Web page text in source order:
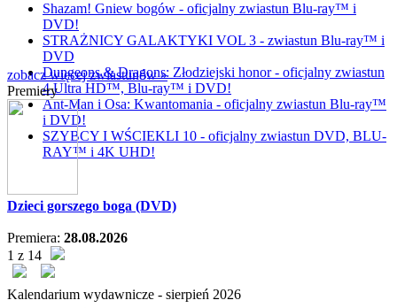
Shazam! Gniew bogów - oficjalny zwiastun Blu-ray™ i
DVD!
STRAŻNICY GALAKTYKI VOL 3 - zwiastun Blu-ray™ i
DVD
Dungeons & Dragons: Złodziejski honor - oficjalny zwiastun
4 Ultra HD™, Blu-ray™ i DVD!
Ant-Man i Osa: Kwantomania - oficjalny zwiastun Blu-ray™
i DVD!
SZYBCY I WŚCIEKLI 10 - oficjalny zwiastun DVD, BLU-
RAY™ i 4K UHD!
zobacz więcej zwiastunów »
Premiery
Dzieci gorszego boga (DVD)
Premiera: 28.08.2026
1 z 14
Kalendarium wydawnicze - sierpień 2026